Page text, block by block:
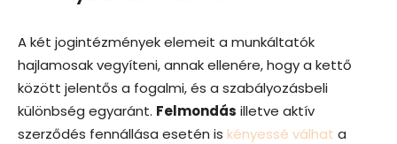
A két jogintézmények elemeit a munkáltatók
hajlamosak vegyíteni, annak ellenére, hogy a kettő
között jelentős a fogalmi, és a szabályozásbeli
különbség egyaránt. Felmondás illetve aktív
szerződés fennállása esetén is kényessé válhat a